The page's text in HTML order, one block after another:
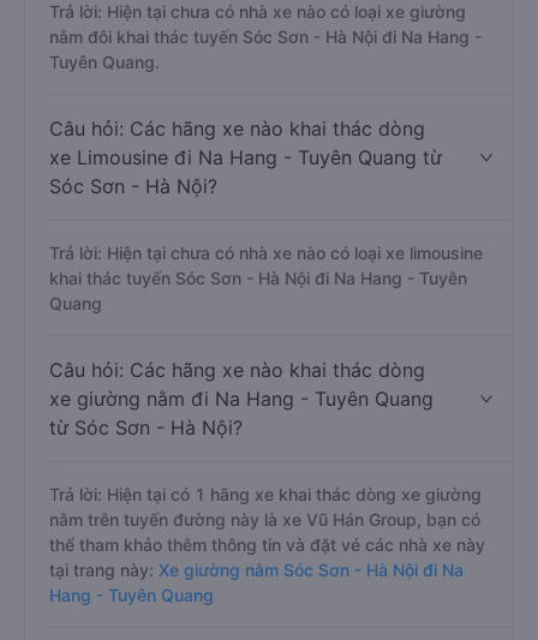
Trả lời: Hiện tại chưa có nhà xe nào có loại xe giường
nằm đôi khai thác tuyến Sóc Sơn - Hà Nội đi Na Hang -
Tuyên Quang.
Câu hỏi: Các hãng xe nào khai thác dòng
xe Limousine đi Na Hang - Tuyên Quang từ
Sóc Sơn - Hà Nội?
Trả lời: Hiện tại chưa có nhà xe nào có loại xe limousine
khai thác tuyến Sóc Sơn - Hà Nội đi Na Hang - Tuyên
Quang
Câu hỏi: Các hãng xe nào khai thác dòng
xe giường nằm đi Na Hang - Tuyên Quang
từ Sóc Sơn - Hà Nội?
Trả lời: Hiện tại có 1 hãng xe khai thác dòng xe giường
nằm trên tuyến đường này là xe Vũ Hán Group, bạn có
thể tham khảo thêm thông tin và đặt vé các nhà xe này
tại trang này: Xe giường nằm Sóc Sơn - Hà Nội đi Na
Hang - Tuyên Quang